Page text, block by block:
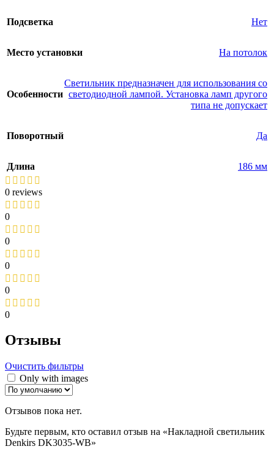
Подсветка Нет
Место установки На потолок
Особенности
Светильник предназначен для использования со
светодиодной лампой. Установка ламп другого
типа не допускает
Поворотный Да
Длина 186 мм
0 reviews
0
0
0
0
0
Отзывы
Очистить фильтры
Only with images
Отзывов пока нет.
Будьте первым, кто оставил отзыв на «Накладной светильник
Denkirs DK3035-WB»